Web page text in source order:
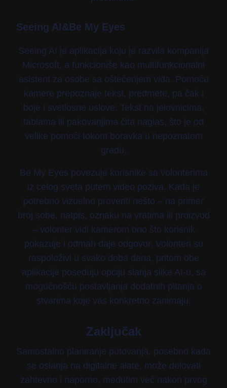
Seeing AI&Be My Eyes
Seeing AI je aplikacija koju je razvila kompanija
Microsoft, a funkcioniše kao multifunkcionalni
asistent za osobe sa oštećenjem vida. Pomoću
kamere prepoznaje tekst, predmete, pa čak i
boje i svetlosne uslove. Tekst na jelovnicima,
tablama ili pakovanjima čita naglas, što je od
velike pomoći tokom boravka u nepoznatom
gradu.
Be My Eyes povezuje korisnike sa volonterima
iz celog sveta putem video poziva. Kada je
potrebno vizuelno proveriti nešto – na primer
broj sobe, natpis, oznaku na vratima ili proizvod
– volonter vidi kamerom ono što korisnik
pokazuje i odmah daje odgovor. Volonteri su
raspoloživi u svako doba dana, pritom obe
aplikacije poseduju opciju slanja slike AI-u, sa
mogućnošću postavljanja dodatnih pitanja o
stvarima koje vas konkretno zanimaju.
Zaključak
Samostalno planiranje putovanja, posebno kada
se oslanja na digitalne alate, može delovati
zahtevno i naporno, međutim već nakon prvog